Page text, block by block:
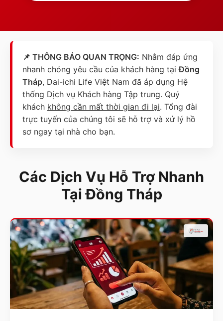
📌 THÔNG BÁO QUAN TRỌNG: Nhằm đáp ứng
nhanh chóng yêu cầu của khách hàng tạiĐồng
Tháp, Dai-ichi Life Việt Nam đã áp dụng Hệ
thống Dịch vụ Khách hàng Tập trung. Quý
khách không cần mất thời gian đi lại. Tổng đài
trực tuyến của chúng tôi sẽ hỗ trợ và xử lý hồ
sơ ngay tại nhà cho bạn.
Các Dịch Vụ Hỗ Trợ Nhanh
TạiĐồng Tháp